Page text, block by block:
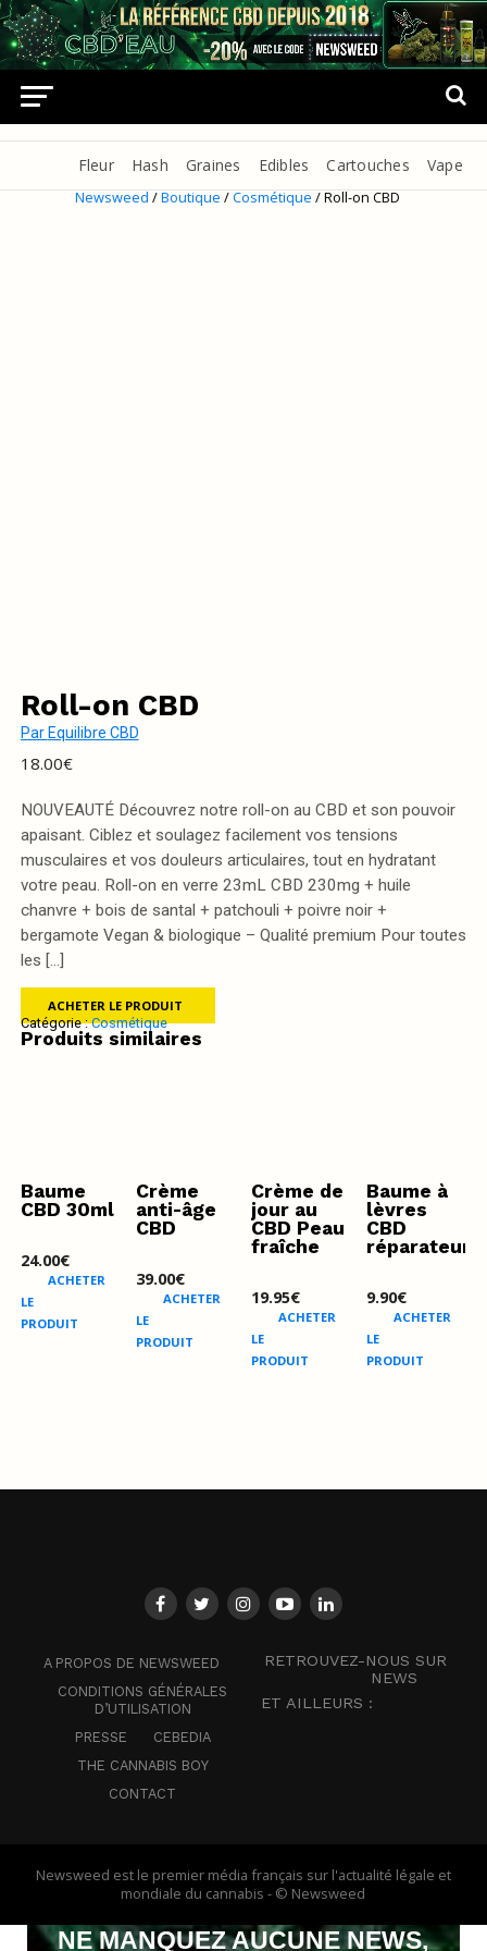
Fleur Hash Graines Edibles Cartouches Vape
Newsweed/Boutique/Cosmétique/ Roll-on CBD
Roll-on CBD
Par Equilibre CBD
18.00€
NOUVEAUTÉ Découvrez notre roll-on au CBD et son pouvoir
apaisant. Ciblez et soulagez facilement vos tensions
musculaires et vos douleurs articulaires, tout en hydratant
votre peau. Roll-on en verre 23mL CBD 230mg + huile
chanvre + bois de santal + patchouli + poivre noir +
bergamote Vegan & biologique – Qualité premium Pour toutes
les […]
ACHETER LE PRODUIT
Catégorie :Cosmétique
Produits similaires
Baume
CBD 30ml
24.00€
ACHETER
LE
PRODUIT
Crème
anti-âge
CBD
39.00€
ACHETER
LE
PRODUIT
Crème de
jour au
CBD Peau
fraîche
19.95€
ACHETER
LE
PRODUIT
Baume à
lèvres
CBD
réparateur
9.90€
ACHETER
LE
PRODUIT
A PROPOS DE NEWSWEED
CONDITIONS GÉNÉRALES
D’UTILISATION
PRESSE
CEBEDIA
THE CANNABIS BOY
CONTACT
RETROUVEZ-NOUS SUR
NEWS
ET AILLEURS :
Newsweed est le premier média français sur l'actualité légale et
mondiale du cannabis - © Newsweed
NE MANQUEZ AUCUNE NEWS,